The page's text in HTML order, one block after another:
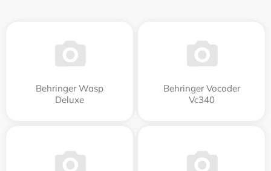
Behringer Wasp
Deluxe
Behringer Vocoder
Vc340